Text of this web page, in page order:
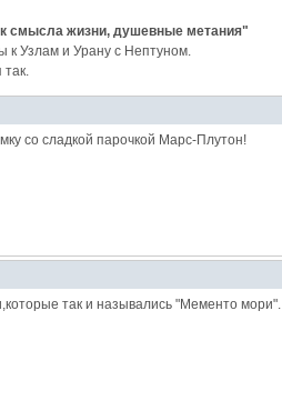
смысла жизни, душевные метания"
к Узлам и Урану с Нептуном.
со сладкой парочкой Марс-Плутон!
так и назывались "Мементо мори".